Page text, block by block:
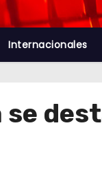
Internacionales